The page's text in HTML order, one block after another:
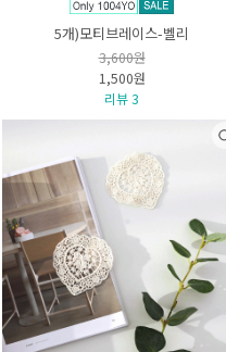
5개)모티브레이스-벨리
3,600원
1,500원
리뷰 3